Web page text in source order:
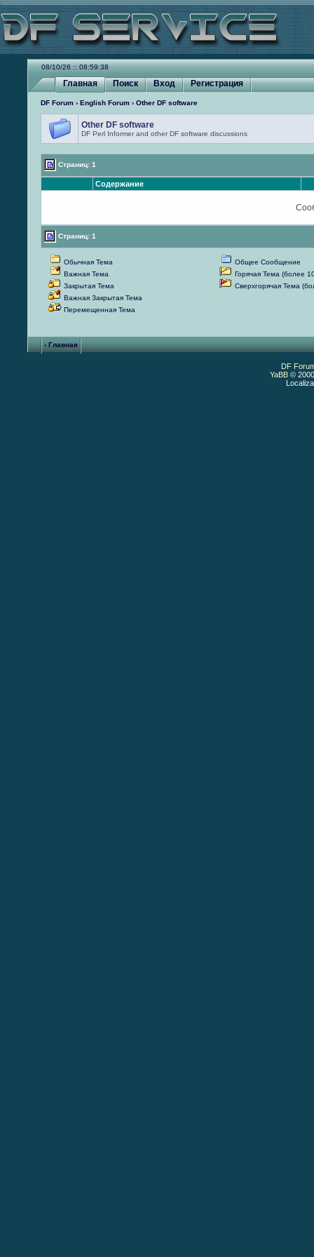
08/10/26 :: 08:59:38
Главная Поиск Вход Регистрация
DF Forum ›English Forum › Other DF software
Other DF software
DF Perl Informer and other DF software discussions
Страниц: 1
Содержание
Страниц: 1
Обычная Тема
Важная Тема
Закрытая Тема
Важная Закрытая Тема
Перемещенная Тема
Общее Сообщение
Горячая Тема (более
Сверхгорячая Тема
‹ Главная
DF
YaBB©